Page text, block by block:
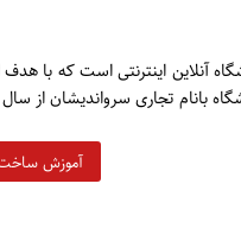
5آنلاین اینترنتی است که با
سرواندیشان از سال 1397 فعالیت خود را آغاز نموده است.
آموزش